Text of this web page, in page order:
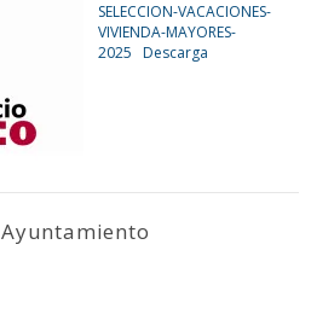
SELECCION-VACACIONES-
VIVIENDA-MAYORES-
2025 Descarga
Ayuntamiento